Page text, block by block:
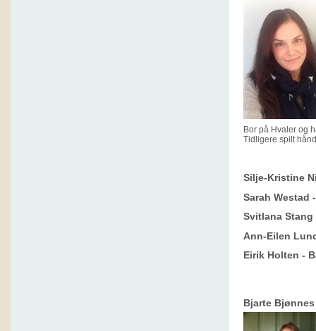
Bor på Hvaler og
Tidligere spilt
Silje-Kristine
Sarah Westad
Svitlana
Ann-Eilen
Eirik Holten -
Bjarte Bjønnes